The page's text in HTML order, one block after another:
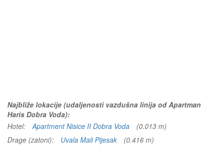
Najbliže lokacije (udaljenosti vazdušna linija od Apartman
Haris Dobra Voda):
Hotel:
Apartment Nisice II Dobra Voda
(0.013 m)
Drage (zatoni):
Uvala Mali Pijesak
(0.416 m)